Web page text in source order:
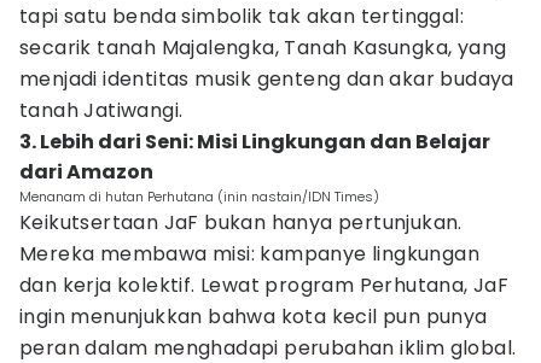
tapi satu benda simbolik tak akan tertinggal:
secarik tanah Majalengka, Tanah Kasungka, yang
menjadi identitas musik genteng dan akar budaya
tanah Jatiwangi.
3. Lebih dari Seni: Misi Lingkungan dan Belajar
dari Amazon
Menanam di hutan Perhutana (inin nastain/IDN Times)
Keikutsertaan JaF bukan hanya pertunjukan.
Mereka membawa misi: kampanye lingkungan
dan kerja kolektif. Lewat program Perhutana, JaF
ingin menunjukkan bahwa kota kecil pun punya
peran dalam menghadapi perubahan iklim global.